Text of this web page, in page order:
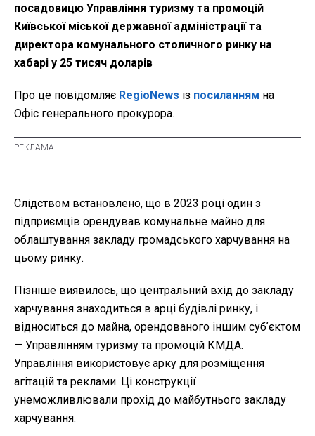
посадовицю Управління туризму та промоцій
Київської міської державної адміністрації та
директора комунального столичного ринку на
хабарі у 25 тисяч доларів
Про це повідомляє RegioNews із посиланням на
Офіс генерального прокурора.
Слідством встановлено, що в 2023 році один з
підприємців орендував комунальне майно для
облаштування закладу громадського харчування на
цьому ринку.
Пізніше виявилось, що центральний вхід до закладу
харчування знаходиться в арці будівлі ринку, і
відноситься до майна, орендованого іншим субʼєктом
— Управлінням туризму та промоцій КМДА.
Управління використовує арку для розміщення
агітацій та реклами. Ці конструкції
унеможливлювали прохід до майбутнього закладу
харчування.